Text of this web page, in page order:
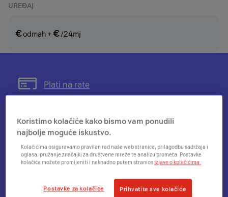
UREĐAJ
€odmah + € /24mj
Otvorit
će
modal
s
informacijama
o
mogućnosti
na
Plati na rate
Otvorit
će
modal
s
o
Besplatna dostava
Otvorit
će
modal
14 dana da se predomisliš
Otvorit
Dostupnost u A1 centrima
Koristimo kolačiće kako bismo vam ponudili
najbolje moguće iskustvo.
Kolačićima osiguravamo pravilan rad naše web stranice, prilagodbu sadržaja i
oglasa, pružanje značajki za društvene mreže te analizu prometa. Postavke
kolačića možete promijeniti i naknadno putem stranice Izjave o kolačićima.
Postavke za kolačiće Prihvatite sve kolačiće